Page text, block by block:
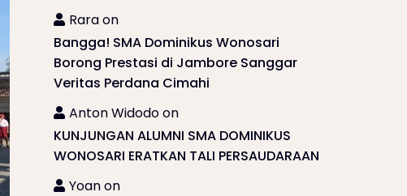
Raraon
Bangga! SMA Dominikus Wonosari
Borong Prestasi di Jambore Sanggar
Veritas Perdana Cimahi
Anton Widodoon
KUNJUNGAN ALUMNI SMA DOMINIKUS
WONOSARI ERATKAN TALI PERSAUDARAAN
Yoanon